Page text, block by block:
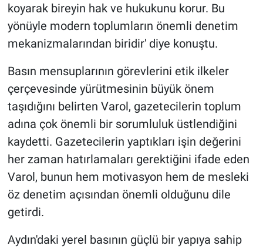
koyarak bireyin hak ve hukukunu korur. Bu
yönüyle modern toplumların önemli denetim
mekanizmalarından biridir' diye konuştu.
Basın mensuplarının görevlerini etik ilkeler
çerçevesinde yürütmesinin büyük önem
taşıdığını belirten Varol, gazetecilerin toplum
adına çok önemli bir sorumluluk üstlendiğini
kaydetti. Gazetecilerin yaptıkları işin değerini
her zaman hatırlamaları gerektiğini ifade eden
Varol, bunun hem motivasyon hem de mesleki
öz denetim açısından önemli olduğunu dile
getirdi.
Aydın'daki yerel basının güçlü bir yapıya sahip